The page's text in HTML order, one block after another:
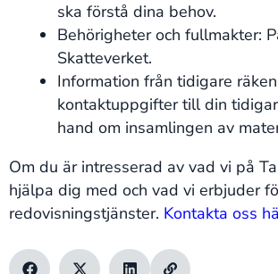
ska förstå dina behov.
Behörigheter och fullmakter:
Skatteverket.
Information från tidigare
kontaktuppgifter till din
hand om insamlingen av
Om du är intresserad av vad vi på
hjälpa dig med och vad vi erbjuder
redovisningstjänster. Kontakta oss